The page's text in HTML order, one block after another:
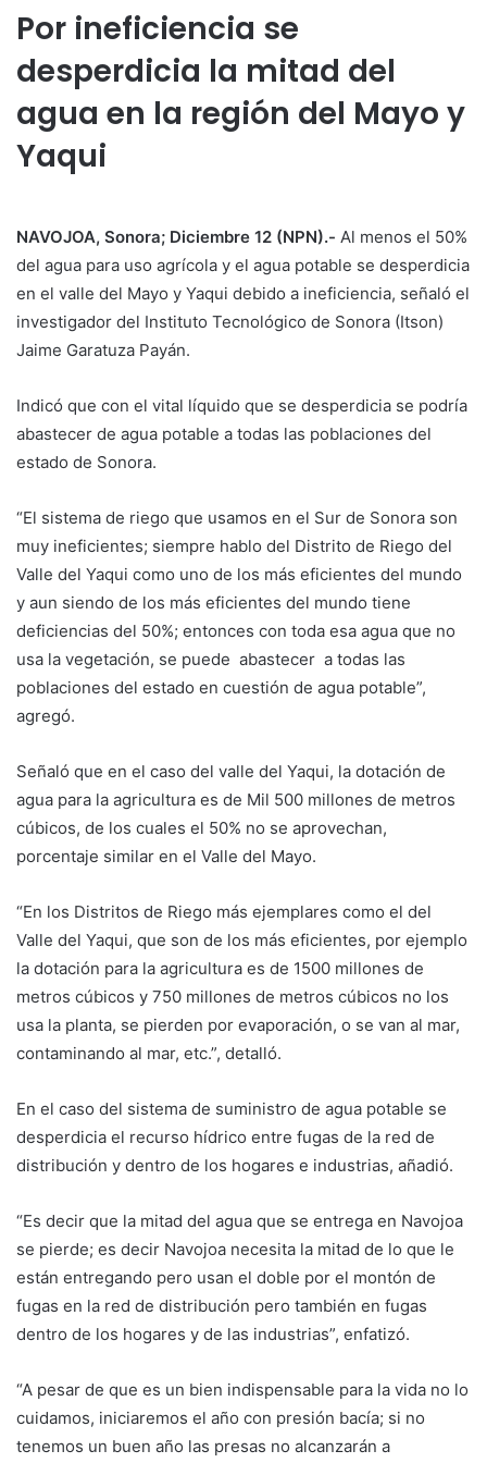
Por ineficiencia se
desperdicia la mitad del
agua en la región del Mayo y
Yaqui
NAVOJOA, Sonora; Diciembre 12 (NPN).- Al menos el 50%
del agua para uso agrícola y el agua potable se desperdicia
en el valle del Mayo y Yaqui debido a ineficiencia, señaló el
investigador del Instituto Tecnológico de Sonora (Itson)
Jaime Garatuza Payán.
Indicó que con el vital líquido que se desperdicia se podría
abastecer de agua potable a todas las poblaciones del
estado de Sonora.
“El sistema de riego que usamos en el Sur de Sonora son
muy ineficientes; siempre hablo del Distrito de Riego del
Valle del Yaqui como uno de los más eficientes del mundo
y aun siendo de los más eficientes del mundo tiene
deficiencias del 50%; entonces con toda esa agua que no
usa la vegetación, se puede abastecer a todas las
poblaciones del estado en cuestión de agua potable”,
agregó.
Señaló que en el caso del valle del Yaqui, la dotación de
agua para la agricultura es de Mil 500 millones de metros
cúbicos, de los cuales el 50% no se aprovechan,
porcentaje similar en el Valle del Mayo.
“En los Distritos de Riego más ejemplares como el del
Valle del Yaqui, que son de los más eficientes, por ejemplo
la dotación para la agricultura es de 1500 millones de
metros cúbicos y 750 millones de metros cúbicos no los
usa la planta, se pierden por evaporación, o se van al mar,
contaminando al mar, etc.”, detalló.
En el caso del sistema de suministro de agua potable se
desperdicia el recurso hídrico entre fugas de la red de
distribución y dentro de los hogares e industrias, añadió.
“Es decir que la mitad del agua que se entrega en Navojoa
se pierde; es decir Navojoa necesita la mitad de lo que le
están entregando pero usan el doble por el montón de
fugas en la red de distribución pero también en fugas
dentro de los hogares y de las industrias”, enfatizó.
“A pesar de que es un bien indispensable para la vida no lo
cuidamos, iniciaremos el año con presión bacía; si no
tenemos un buen año las presas no alcanzarán a